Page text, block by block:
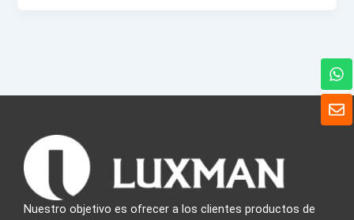
S
o
W
h
a
t
s
Nuestro objetivo es ofrecer a los clientes productos de